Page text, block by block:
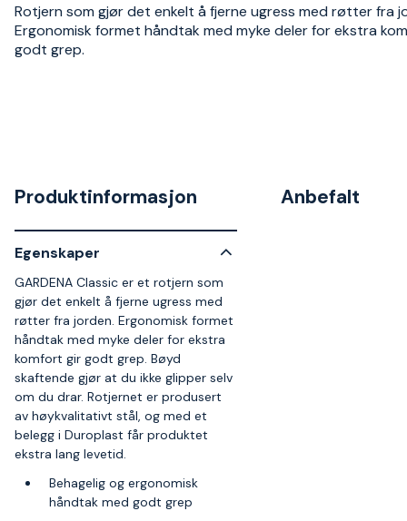
Rotjern som gjør det enkelt å fjerne ugress med røtter fra
Ergonomisk formet håndtak med myke deler for ekstra
godt grep.
Produktinformasjon
Egenskaper
GARDENA Classic er et rotjern som
gjør det enkelt å fjerne ugress med
røtter fra jorden. Ergonomisk formet
håndtak med myke deler for ekstra
komfort gir godt grep. Bøyd
skaftende gjør at du ikke glipper selv
om du drar. Rotjernet er produsert
av høykvalitativt stål, og med et
belegg i Duroplast får produktet
ekstra lang levetid.
Behagelig og ergonomisk
håndtak med godt grep
Anbefalt